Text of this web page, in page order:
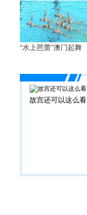
“水上芭蕾”澳门起舞
故宫还可以这么看